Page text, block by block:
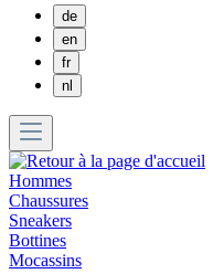
de
en
fr
nl
Hommes
Chaussures
Sneakers
Bottines
Mocassins